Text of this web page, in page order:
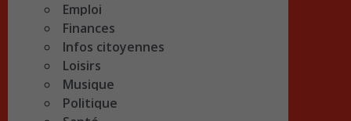
Emploi
Finances
Infos citoyennes
Loisirs
Musique
Politique